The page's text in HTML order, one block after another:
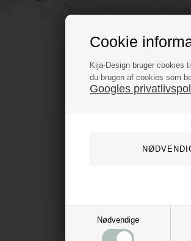
Cookie
Kija-Design bruger cookies
du brugen af cookies som
Googles
Nødvendige